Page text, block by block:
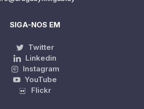
SIGA-NOS EM
Twitter
Linkedin
Instagram
YouTube
Flickr